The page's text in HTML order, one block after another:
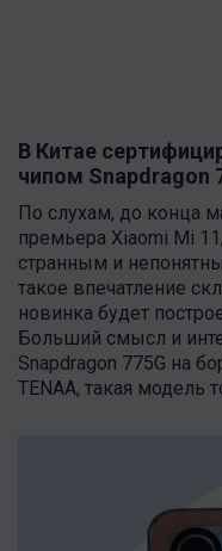
В Китае
чипом Snapdragon
По слухам, до конца
премьера Xiaomi Mi
странным и
такое впечатление
новинка будет
Больший смысл и
Snapdragon 775G на
TENAA, такая модель